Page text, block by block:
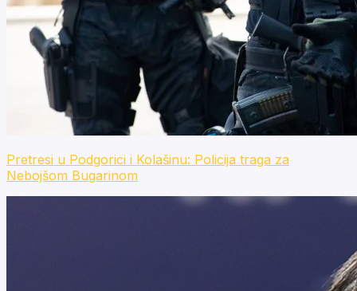
Pretresi u Podgorici i Kolašinu: Policija traga za
Nebojšom Bugarinom